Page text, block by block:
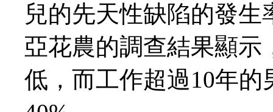
兒的先天性缺陷的發
亞花農的調查結果顯示
低，而工作超過10年